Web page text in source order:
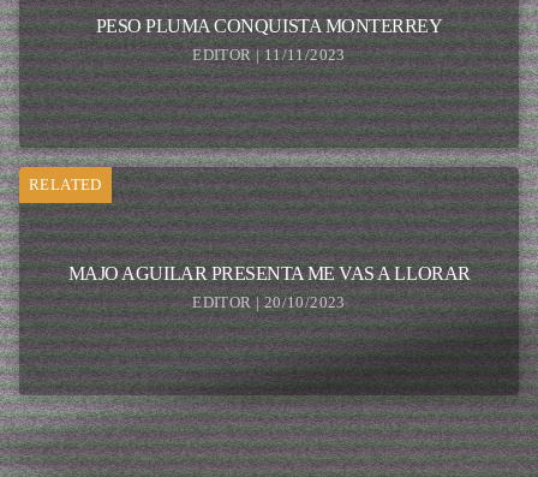
PESO PLUMA CONQUISTA MONTERREY
EDITOR | 11/11/2023
RELATED
MAJO AGUILAR PRESENTA ME VAS A LLORAR
EDITOR | 20/10/2023